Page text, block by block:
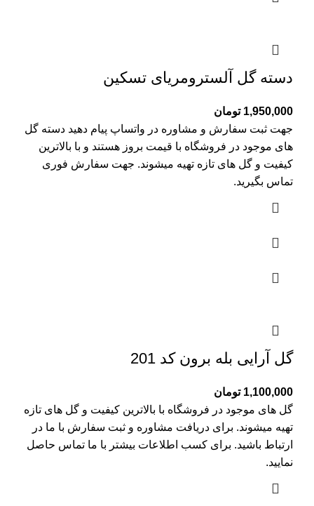
دسته گل آلسترومریای تسکین
1,950,000 تومان
جهت ثبت سفارش و مشاوره در واتساپ پیام دهید دسته گل
های موجود در فروشگاه با قیمت بروز هستند و با بالاترین
کیفیت و گل های تازه تهیه میشوند. جهت سفارش فوری
تماس بگیرید.
گل آرایی بله برون کد 201
1,100,000 تومان
گل های موجود در فروشگاه با بالاترین کیفیت و گل های تازه
تهیه میشوند. برای دریافت مشاوره و ثبت سفارش با ما در
ارتباط باشید. برای کسب اطلاعات بیشتر با ما تماس حاصل
نمایید.